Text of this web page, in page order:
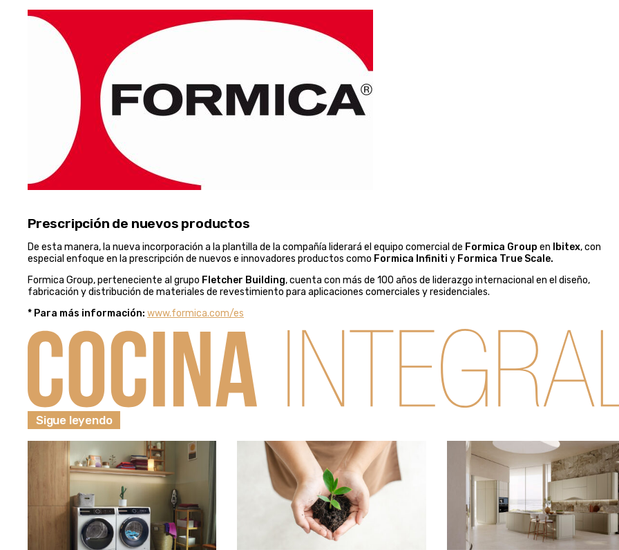
Prescripción de nuevos productos
De esta manera, la nueva incorporación a la plantilla de la compañía liderará el equipo comercial de Formica Group en Ibitex, con
especial enfoque en la prescripción de nuevos e innovadores productos como Formica Infiniti y Formica True Scale.
Formica Group, perteneciente al grupo Fletcher Building, cuenta con más de 100 años de liderazgo internacional en el diseño,
fabricación y distribución de materiales de revestimiento para aplicaciones comerciales y residenciales.
* Para más información: www.formica.com/es
Sigue leyendo